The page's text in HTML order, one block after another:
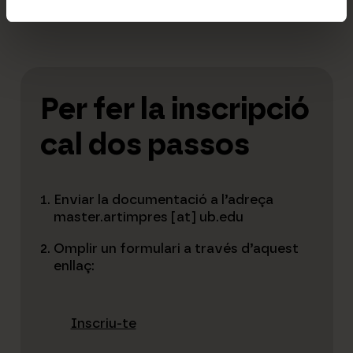
Per fer la inscripció
cal dos passos
Enviar la documentació a l’adreça
master.artimpres [at] ub.edu
Omplir un formulari a través d’aquest
enllaç:
Inscriu-te